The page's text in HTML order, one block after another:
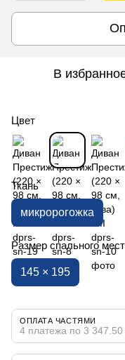
В
Цвет
Ткань
микророгожка
Размер спального
145 × 195
ОПЛАТА ЧАСТЯМИ
4 платежа по 3 347.50